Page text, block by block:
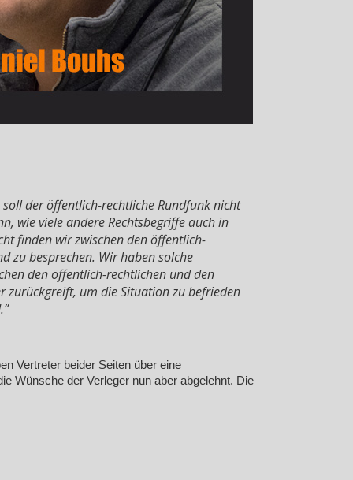
soll der öffentlich-rechtliche Rundfunk nicht
wie viele andere Rechtsbegriffe auch in
finden wir zwischen den öffentlich-
zu besprechen. Wir haben solche
den öffentlich-rechtlichen und den
zurückgreift, um die Situation zu befrieden
Vertreter beider Seiten über eine
Wünsche der Verleger nun aber abgelehnt. Die